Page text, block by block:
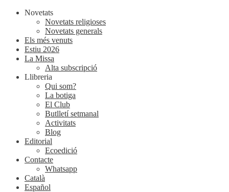
Novetats
Novetats religioses
Novetats generals
Els més venuts
Estiu 2026
La Missa
Alta subscripció
Llibreria
Qui som?
La botiga
El Club
Butlletí setmanal
Activitats
Blog
Editorial
Ecoedició
Contacte
Whatsapp
Català
Español